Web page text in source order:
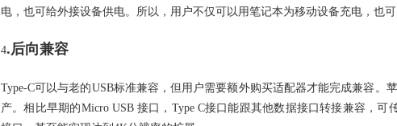
电，也可给外接设备供电。所以，用户不仅可以用笔记本为移动设备充电，也
4.后向兼容
Type-C可以与老的USB标准兼容，但用户需要额外购买适配器才能完成兼容
产。相比早期的Micro USB 接口，Type C接口能跟其他数据接口转接兼容，